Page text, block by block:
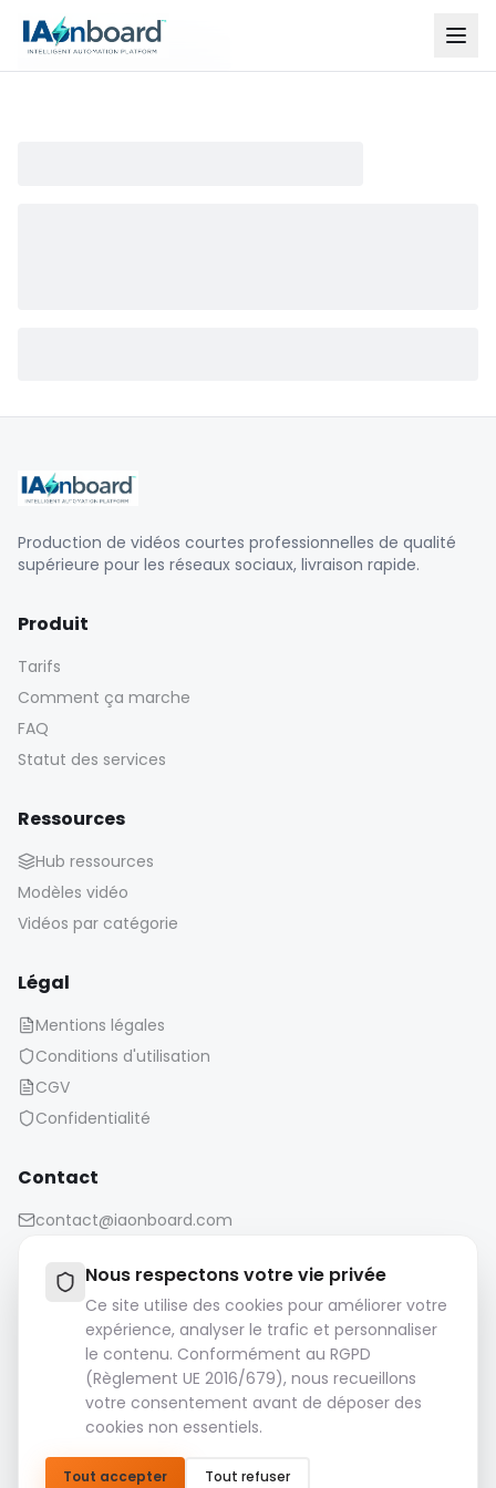
Nous respectons votre vie privée
Ce site utilise des cookies pour améliorer votre
expérience, analyser le trafic et personnaliser
le contenu. Conformément au RGPD
(Règlement UE 2016/679), nous recueillons
votre consentement avant de déposer des
cookies non essentiels.
Tout accepter Tout refuser
Production de vidéos courtes professionnelles de qualité
supérieure pour les réseaux sociaux, livraison rapide.
Produit
Tarifs
Comment ça marche
FAQ
Statut des services
Ressources
Hub ressources
Modèles vidéo
Vidéos par catégorie
Légal
Mentions légales
Conditions d'utilisation
CGV
Confidentialité
Contact
contact@iaonboard.com
Politique de conservation :
Les fichiers multimédias (images, vidéos, fichiers audio,
etc.) sont conservés pendant 14 jours.
importants.